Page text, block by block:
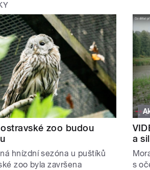
zoo budou
hnízdní sezóna u puštíků
zoo byla završena
a
s